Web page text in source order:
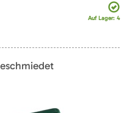
Auf Lager: 4